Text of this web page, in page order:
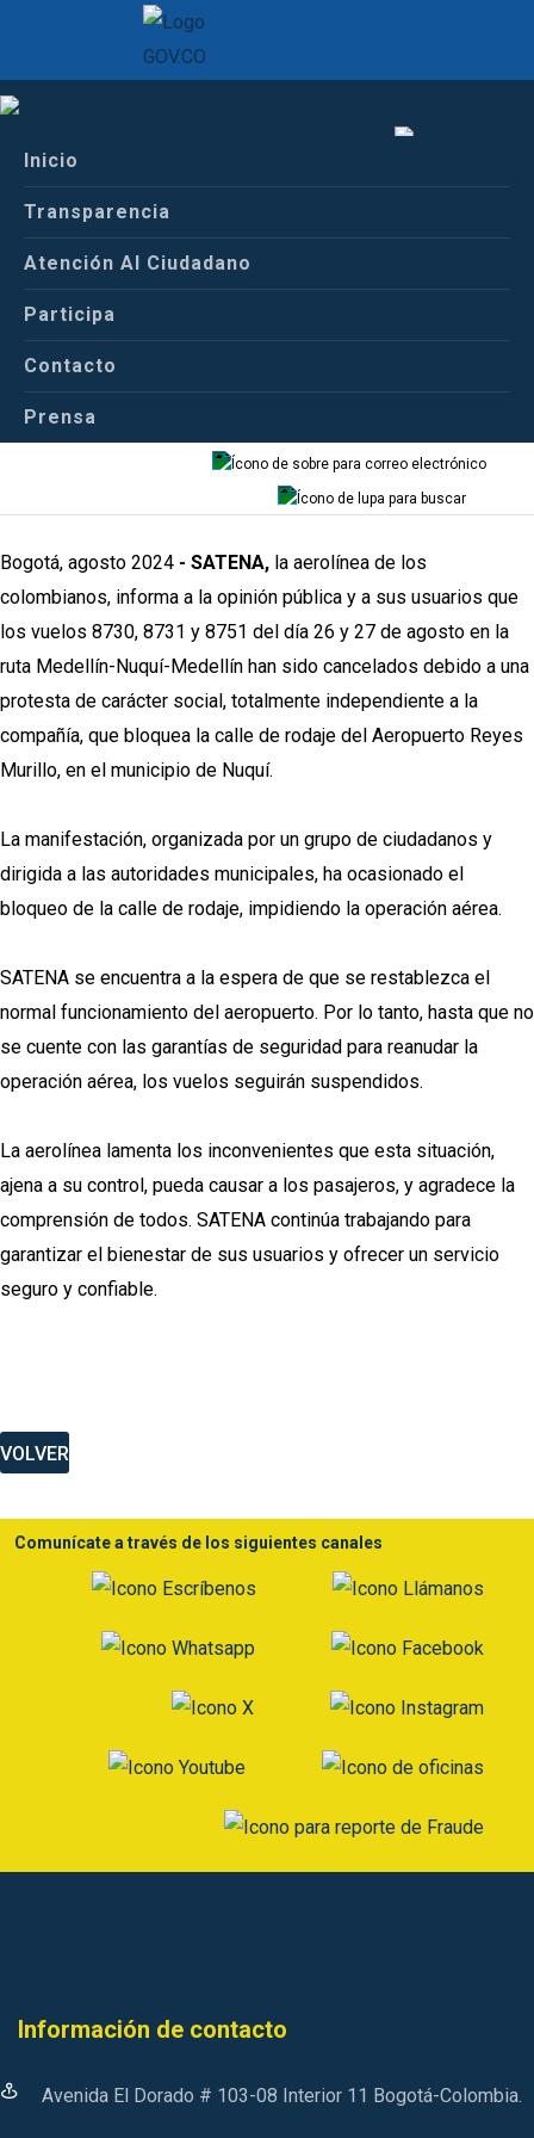
Inicio
Transparencia
Atención Al Ciudadano
Participa
Contacto
Prensa
Inicio
Centro de Prensa
COMUNICADO OFICIAL
Bogotá, agosto 2024 - SATENA, la aerolínea de los
colombianos, informa a la opinión pública y a sus usuarios que
los vuelos 8730, 8731 y 8751 del día 26 y 27 de agosto en la
ruta Medellín-Nuquí-Medellín han sido cancelados debido a una
protesta de carácter social, totalmente independiente a la
compañía, que bloquea la calle de rodaje del Aeropuerto Reyes
Murillo, en el municipio de Nuquí.
La manifestación, organizada por un grupo de ciudadanos y
dirigida a las autoridades municipales, ha ocasionado el
bloqueo de la calle de rodaje, impidiendo la operación aérea.
SATENA se encuentra a la espera de que se restablezca el
normal funcionamiento del aeropuerto. Por lo tanto, hasta que no
se cuente con las garantías de seguridad para reanudar la
operación aérea, los vuelos seguirán suspendidos.
La aerolínea lamenta los inconvenientes que esta situación,
ajena a su control, pueda causar a los pasajeros, y agradece la
comprensión de todos. SATENA continúa trabajando para
garantizar el bienestar de sus usuarios y ofrecer un servicio
seguro y confiable.
VOLVER
Comunícate a través de los siguientes canales
Información de contacto
Avenida El Dorado # 103-08 Interior 11 Bogotá-Colombia.